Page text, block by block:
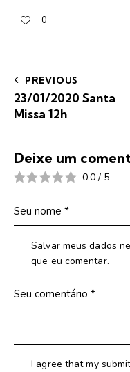
0
PREVIOUS
23/01/2020 Santa
Missa 12h
Deixe um
0.0 / 5
Salvar meus dados
que eu comentar.
I agree that my